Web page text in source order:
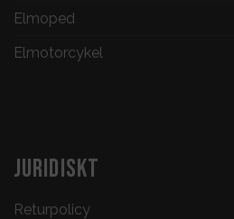
Elmoped
Elmotorcykel
JURIDISKT
Returpolicy